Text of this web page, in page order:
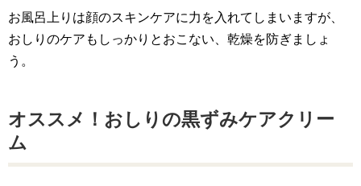
お風呂上りは顔のスキンケアに力を入れてしまいますが、
おしりのケアもしっかりとおこない、乾燥を防ぎましょ
う。
オススメ！おしりの黒ずみケアクリー
ム